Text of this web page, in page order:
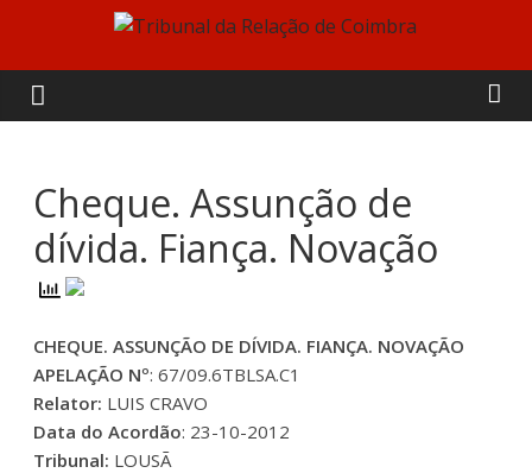
content
Tribunal
da
Relação
de
Coimbra
Cheque. Assunção de
dívida. Fiança. Novação
CHEQUE. ASSUNÇÃO DE DÍVIDA. FIANÇA. NOVAÇÃO
APELAÇÃO Nº: 67/09.6TBLSA.C1
Relator: LUIS CRAVO
Data do Acordão: 23-10-2012
Tribunal: LOUSÃ